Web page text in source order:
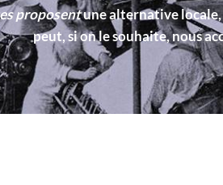
proposentune alternative
peut, si on le souhaite, nous